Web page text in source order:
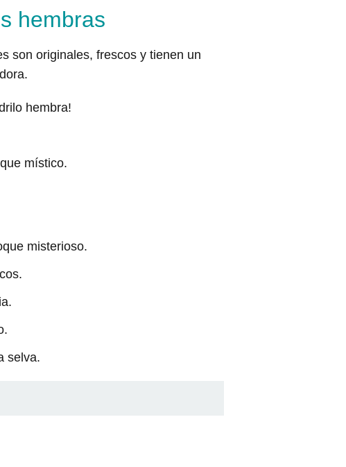
hembras
son originales, frescos y tienen un
hembra!
místico.
misterioso.
selva.